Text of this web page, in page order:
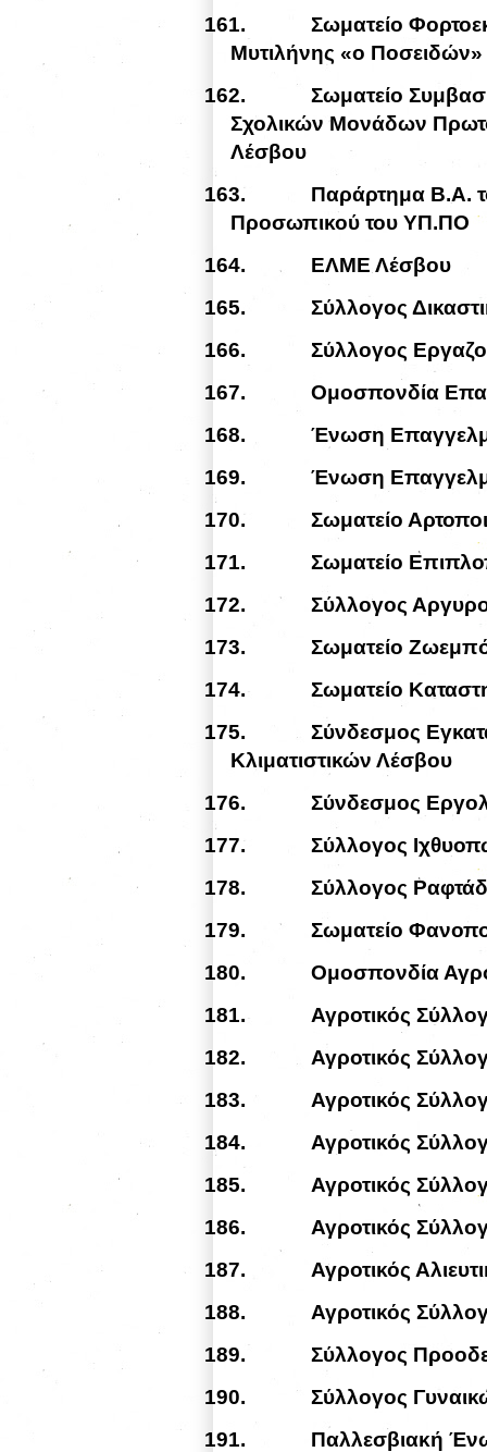
161.
Σωματείο
Μυτιλήνης «ο Ποσειδών»
162.
Σωματείο
Σχολικών Μονάδων
Λέσβου
163.
Παράρτημα Β.Α.
Προσωπικού του ΥΠ.ΠΟ
164.
ΕΛΜΕ Λέσβου
165.
Σύλλογος
166.
Σύλλογος
167.
Ομοσπονδία
168.
Ένωση
169.
Ένωση
170.
Σωματείο
171.
Σωματείο
172.
Σύλλογος
173.
Σωματείο
174.
Σωματείο
175.
Σύνδεσμος
Κλιματιστικών Λέσβου
176.
Σύνδεσμος
177.
Σύλλογος
178.
Σύλλογος
179.
Σωματείο
180.
Ομοσπονδία
181.
Αγροτικός
182.
Αγροτικός
183.
Αγροτικός
184.
Αγροτικός
185.
Αγροτικός
186.
Αγροτικός
187.
Αγροτικός
188.
Αγροτικός
189.
Σύλλογος
190.
Σύλλογος
191.
Παλλεσβιακή